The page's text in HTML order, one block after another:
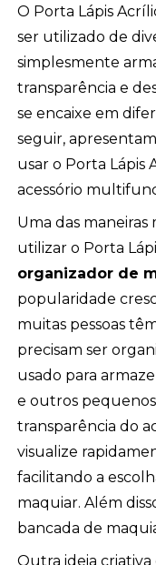
O Porta Lápis
ser utilizado de
simplesmente
transparência e
se encaixe em
seguir,
usar o Porta Lápis
acessório
Uma das maneiras
utilizar o Porta
organizador de
popularidade
muitas pessoas
precisam ser
usado para
e outros
transparência do
visualize
facilitando a
maquiar. Além
bancada de
Outra ideia criativa